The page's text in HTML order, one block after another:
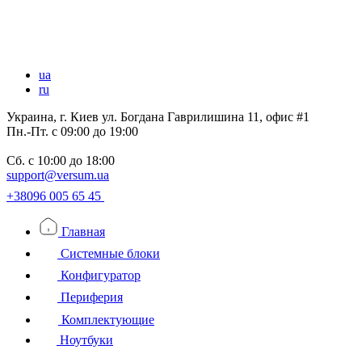
ua
ru
Украина, г. Киев ул. Богдана Гаврилишина 11, офис #1
Пн.-Пт. с 09:00 до 19:00
Сб. с 10:00 до 18:00
support@versum.ua
+38096 005 65 45
Главная
Системные блоки
Конфигуратор
Периферия
Комплектующие
Ноутбуки